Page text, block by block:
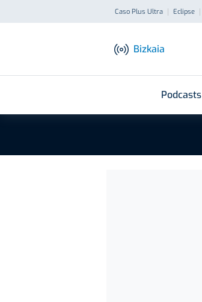
Caso Plus Ultra Eclipse
Bizkaia
Podcasts